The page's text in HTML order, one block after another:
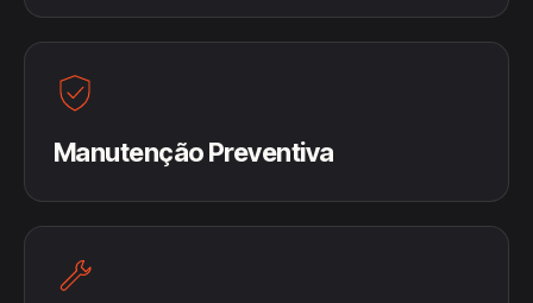
Manutenção Preventiva